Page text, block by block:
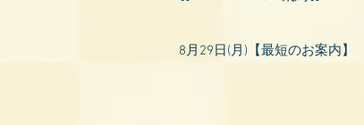
8月29日(月)【最短のお案内】